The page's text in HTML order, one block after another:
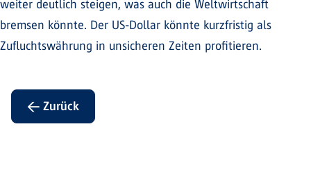
weiter deutlich steigen, was auch die Weltwirtschaft
bremsen könnte. Der US-Dollar könnte kurzfristig als
Zufluchtswährung in unsicheren Zeiten profitieren.
← Zurück